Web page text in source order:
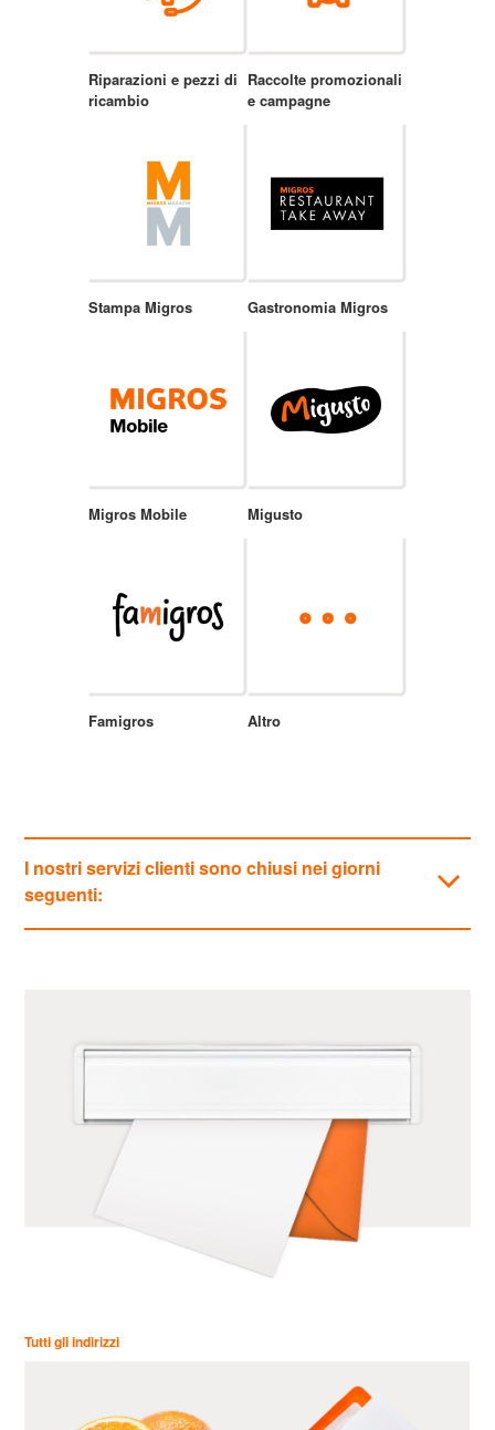
Riparazioni e pezzi di
ricambio
Raccolte promozionali
e campagne
Stampa Migros Gastronomia Migros
Migros Mobile Migusto
Famigros Altro
I nostri servizi clienti sono chiusi nei giorni
seguenti:
Tutti gli indirizzi